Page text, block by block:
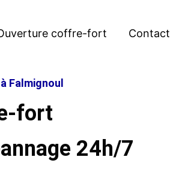
coffre-fort Contact
Falmignoul
fort
24h/7